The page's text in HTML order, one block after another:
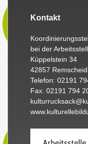
Kontakt
bei der
Küppelstein 34
42857 Remscheid
Telefon: 02191
Fax: 02191 794